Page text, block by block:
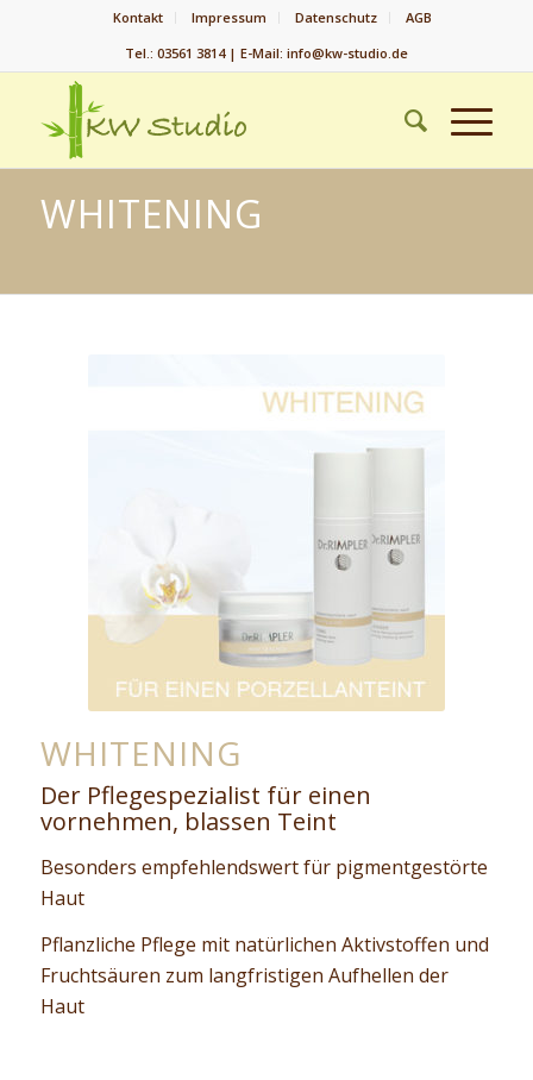
Kontakt Impressum Datenschutz
AGB
Tel.: 03561 3814 | E-Mail: info@kw-studio.de
WHITENING
WHITENING
Der Pflegespezialist für einen
vornehmen, blassen Teint
Besonders empfehlendswert für pigmentgestörte
Haut
Pflanzliche Pflege mit natürlichen Aktivstoffen und
Fruchtsäuren zum langfristigen Aufhellen der
Haut